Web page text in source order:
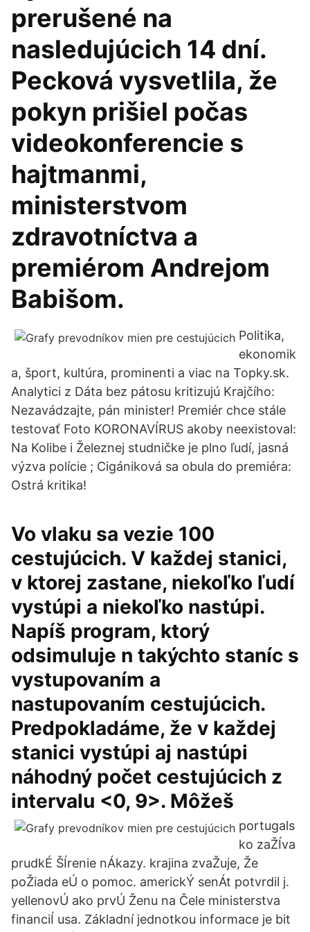
prerušené na
nasledujúcich 14 dní.
Pecková vysvetlila, že
pokyn prišiel počas
videokonferencie s
hajtmanmi,
ministerstvom
zdravotníctva a
premiérom Andrejom
Babišom.
Politika,
ekonomik
a, šport, kultúra, prominenti a viac na Topky.sk.
Analytici z Dáta bez pátosu kritizujú Krajčího:
Nezavádzajte, pán minister! Premiér chce stále
testovať Foto KORONAVÍRUS akoby neexistoval:
Na Kolibe i Železnej studničke je plno ľudí, jasná
výzva polície ; Cigániková sa obula do premiéra:
Ostrá kritika!
Vo vlaku sa vezie 100
cestujúcich. V každej stanici,
v ktorej zastane, niekoľko ľudí
vystúpi a niekoľko nastúpi.
Napíš program, ktorý
odsimuluje n takýchto staníc s
vystupovaním a
nastupovaním cestujúcich.
Predpokladáme, že v každej
stanici vystúpi aj nastúpi
náhodný počet cestujúcich z
intervalu <0, 9>. Môžeš
portugals
ko zaŽÍva
prudkÉ ŠÍrenie nÁkazy. krajina zvaŽuje, Že
poŽiada eÚ o pomoc. americkÝ senÁt potvrdil j.
yellenovÚ ako prvÚ Ženu na Čele ministerstva
financiÍ usa. Základní jednotkou informace je bit